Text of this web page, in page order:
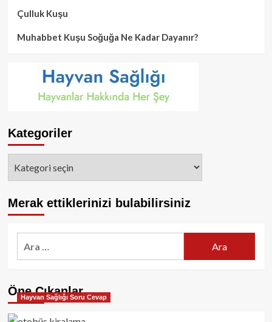
Çulluk Kuşu
Muhabbet Kuşu Soğuğa Ne Kadar Dayanır?
Kategoriler
Merak ettiklerinizi bulabilirsiniz
Öne Çıkanlar
Hayvan Sağlığı Soru Cevap